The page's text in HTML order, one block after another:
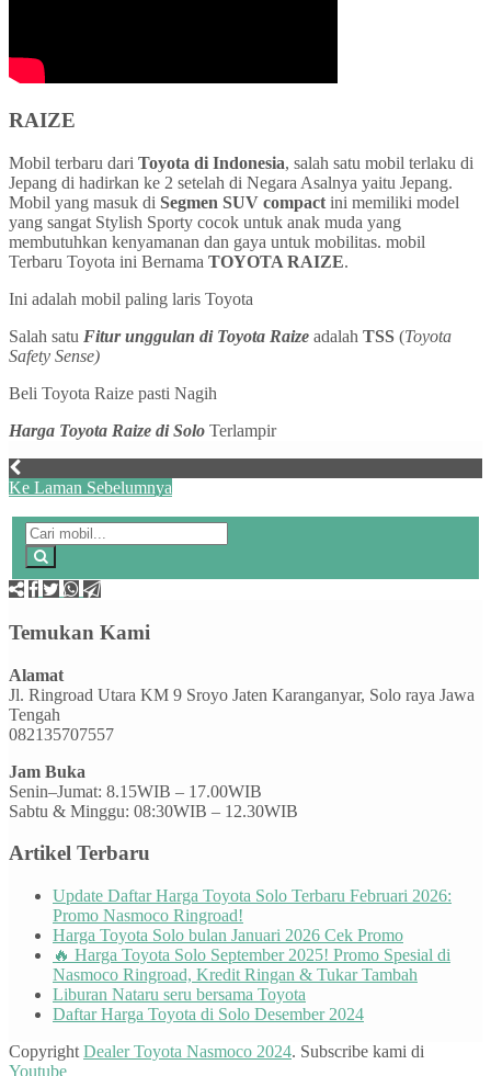
RAIZE
Mobil terbaru dari Toyota di Indonesia, salah satu mobil terlaku di
Jepang di hadirkan ke 2 setelah di Negara Asalnya yaitu Jepang.
Mobil yang masuk di Segmen SUV compact ini memiliki model
yang sangat Stylish Sporty cocok untuk anak muda yang
membutuhkan kenyamanan dan gaya untuk mobilitas. mobil
Terbaru Toyota ini Bernama TOYOTA RAIZE.
Ini adalah mobil paling laris Toyota
Salah satu Fitur unggulan di Toyota Raize adalah TSS (Toyota
Safety Sense)
Beli Toyota Raize pasti Nagih
Harga Toyota Raize di Solo Terlampir
Ke Laman Sebelumnya
Temukan Kami
Alamat
Jl. Ringroad Utara KM 9 Sroyo Jaten Karanganyar, Solo raya Jawa
Tengah
082135707557
Jam Buka
Senin–Jumat: 8.15WIB – 17.00WIB
Sabtu & Minggu: 08:30WIB – 12.30WIB
Artikel Terbaru
Update Daftar Harga Toyota Solo Terbaru Februari 2026:
Promo Nasmoco Ringroad!
Harga Toyota Solo bulan Januari 2026 Cek Promo
🔥 Harga Toyota Solo September 2025! Promo Spesial di
Nasmoco Ringroad, Kredit Ringan & Tukar Tambah
Liburan Nataru seru bersama Toyota
Daftar Harga Toyota di Solo Desember 2024
Copyright Dealer Toyota Nasmoco 2024. Subscribe kami di
Youtube